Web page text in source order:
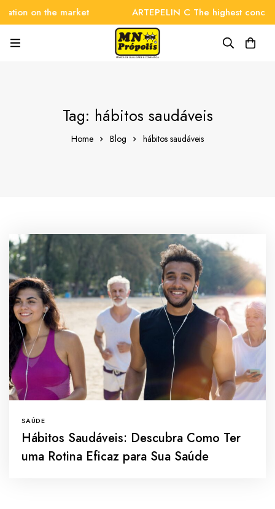
on the market ARTEPELIN C The highest
Tag: hábitos saudáveis
Home Blog hábitos saudáveis
SAÚDE
Hábitos Saudáveis: Descubra Como Ter
uma Rotina Eficaz para Sua Saúde